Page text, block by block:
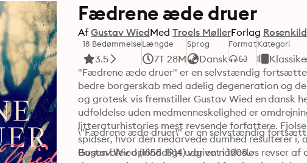
Fædrene æde druer
Af Gustav WiedMed Troels MøllerForlag
18 Bedømmelse
3.5
Længde
7T 28M
Sprog
Dansk
FormatKategori
"Fædrene æde druer" er en selvstændig
bedre borgerskab med adelig degeneration og
og grotesk vis fremstiller Gustav Wied en dansk
udfoldelse uden medmenneskelighed er
litteraturhistories mest revsende forfattere.
spidser, hvor den nedarvede dumhed resulterer
Bogen blev oprindeligt udgivet i 1908.
\"Fædrene æde druer\" er en selvstændig
Gustav Wied (1858-1914) var en nådesløs revser